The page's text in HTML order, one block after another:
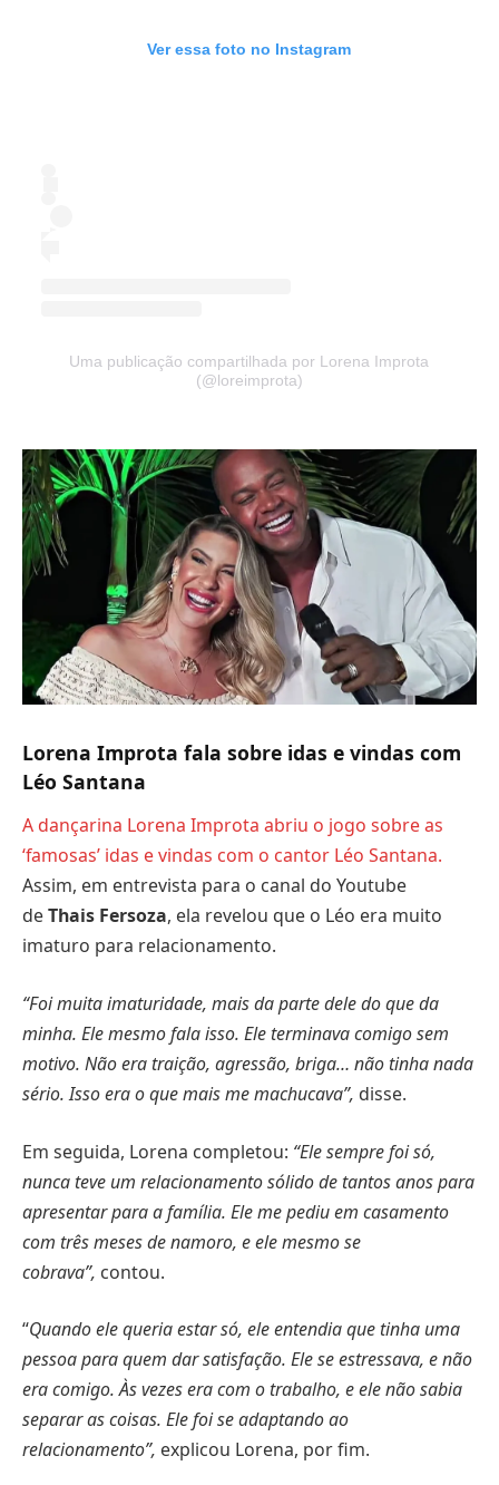
Ver essa foto no Instagram
Uma publicação compartilhada por Lorena Improta
(@loreimprota)
Lorena Improta fala sobre idas e vindas com
Léo Santana
A dançarina Lorena Improta abriu o jogo sobre as
‘famosas’ idas e vindas com o cantor Léo Santana.
Assim, em entrevista para o canal do Youtube
deThais Fersoza, ela revelou que o Léo era muito
imaturo para relacionamento.
“Foi muita imaturidade, mais da parte dele do que da
minha. Ele mesmo fala isso. Ele terminava comigo sem
motivo. Não era traição, agressão, briga… não tinha nada
sério. Isso era o que mais me machucava”, disse.
Em seguida, Lorena completou: “Ele sempre foi só,
nunca teve um relacionamento sólido de tantos anos para
apresentar para a família. Ele me pediu em casamento
com três meses de namoro, e ele mesmo se
cobrava”, contou.
“Quando ele queria estar só, ele entendia que tinha uma
pessoa para quem dar satisfação. Ele se estressava, e não
era comigo. Às vezes era com o trabalho, e ele não sabia
separar as coisas. Ele foi se adaptando ao
relacionamento”, explicou Lorena, por fim.